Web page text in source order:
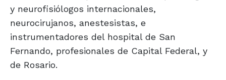
y neurofisiólogos internacionales,
neurocirujanos, anestesistas, e
instrumentadores del hospital de San
Fernando, profesionales de Capital Federal, y
de Rosario.